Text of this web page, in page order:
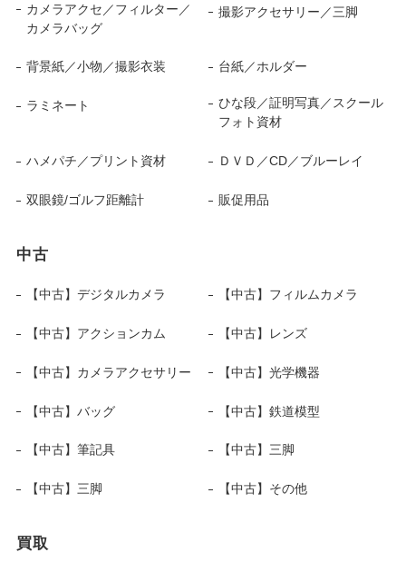
カメラアクセ／フィルター／
カメラバッグ
撮影アクセサリー／三脚
背景紙／小物／撮影衣装 台紙／ホルダー
ラミネート
ひな段／証明写真／スクール
フォト資材
ハメパチ／プリント資材 ＤＶＤ／CD／ブルーレイ
双眼鏡/ゴルフ距離計 販促用品
中古
【中古】デジタルカメラ 【中古】フィルムカメラ
【中古】アクションカム 【中古】レンズ
【中古】カメラアクセサリー 【中古】光学機器
【中古】バッグ 【中古】鉄道模型
【中古】筆記具 【中古】三脚
【中古】三脚 【中古】その他
買取